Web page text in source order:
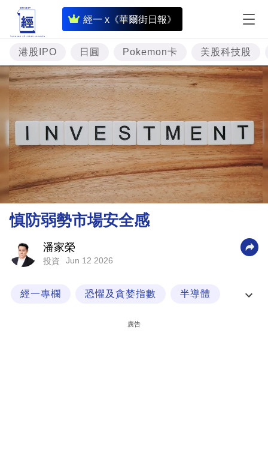
經一 x《華爾街日報》
即
時
財
經
專
題
投
資
樓
市
理
財
商
業
港股IPO 日圓 Pokemon卡 美股科技股
慎防弱勢市場安全感
潘家榮
投資 Jun 12 2026
經一專欄 恐懼及貪婪指數 半導體
廣告